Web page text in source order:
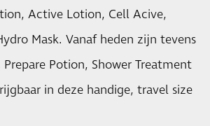
Active Lotion, Cell Acive,
Mask. Vanaf heden zijn tevens
Prepare Potion, Shower Treatment
in deze handige, travel size